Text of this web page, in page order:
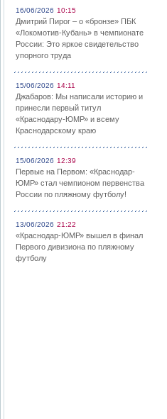
16/06/2026 10:15
Дмитрий Пирог – о «бронзе» ПБК
«Локомотив-Кубань» в чемпионате
России: Это яркое свидетельство
упорного труда
15/06/2026 14:11
Джабаров: Мы написали историю и
принесли первый титул
«Краснодару-ЮМР» и всему
Краснодарскому краю
15/06/2026 12:39
Первые на Первом: «Краснодар-
ЮМР» стал чемпионом первенства
России по пляжному футболу!
13/06/2026 21:22
«Краснодар-ЮМР» вышел в финал
Первого дивизиона по пляжному
футболу